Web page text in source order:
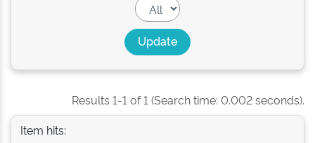
Results 1-1 of 1 (Search time: 0.002 seconds).
Item hits: